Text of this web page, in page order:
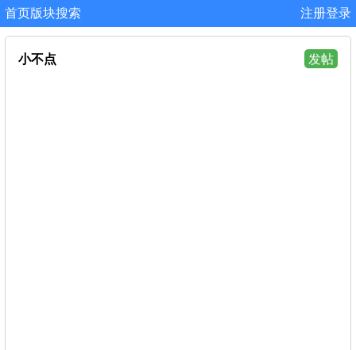
首页版块搜索 注册登录
小不点 发帖